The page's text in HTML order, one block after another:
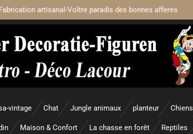
artisanal-Voltre paradis des bonnes afferes
vintage Chat Jungle animaux planteur Chiens
Maison & Confort La chasse en forêt Reptiles